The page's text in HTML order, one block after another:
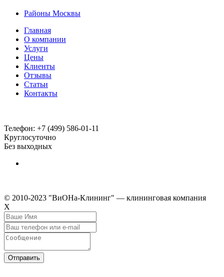
Районы Москвы
Главная
О компании
Услуги
Цены
Клиенты
Отзывы
Статьи
Контакты
Телефон: +7 (499) 586-01-11
Круглосуточно
Без выходных
© 2010-2023 "ВиОНа-Клининг" — клининговая компания
Х